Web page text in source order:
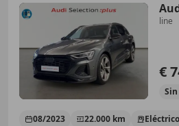
line
€
Sin
08/2023 22.000 km Eléctrico